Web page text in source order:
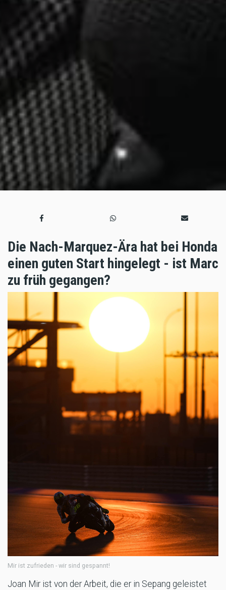
Die Nach-Marquez-Ära hat bei Honda
einen guten Start hingelegt - ist Marc
zu früh gegangen?
Mir ist zufrieden - wir sind gespannt!
Joan Mir ist von der Arbeit, die er in Sepang geleistet